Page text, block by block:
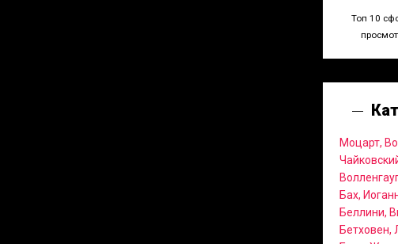
Топ 10
Моцарт,
Бах,
Беллини,
Бетховен,